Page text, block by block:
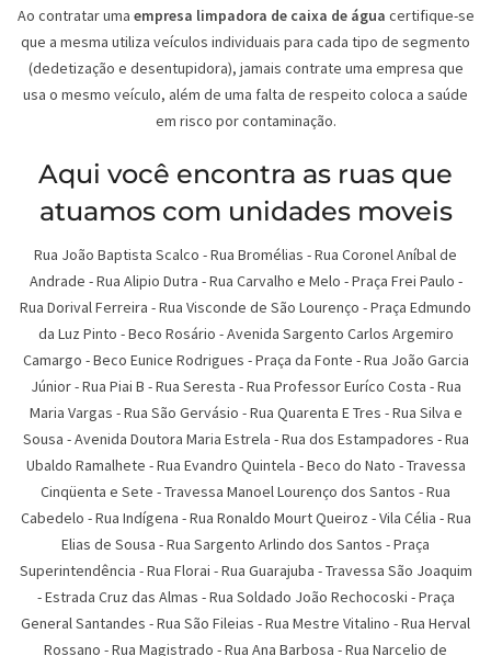
Ao contratar uma empresa limpadora de caixa de água certifique-se
que a mesma utiliza veículos individuais para cada tipo de segmento
(dedetização e desentupidora), jamais contrate uma empresa que
usa o mesmo veículo, além de uma falta de respeito coloca a saúde
em risco por contaminação.
Aqui você encontra as ruas que
atuamos com unidades moveis
Rua João Baptista Scalco -Rua Bromélias -Rua Coronel Aníbal de
Andrade -Rua Alipio Dutra -Rua Carvalho e Melo -Praça Frei Paulo -
Rua Dorival Ferreira -Rua Visconde de São Lourenço -Praça Edmundo
da Luz Pinto -Beco Rosário -Avenida Sargento Carlos Argemiro
Camargo -Beco Eunice Rodrigues -Praça da Fonte -Rua João Garcia
Júnior-Rua Piai B -Rua Seresta -Rua Professor Euríco Costa -Rua
Maria Vargas -Rua São Gervásio -Rua Quarenta E Tres -Rua Silva e
Sousa -Avenida Doutora Maria Estrela -Rua dos Estampadores -Rua
Ubaldo Ramalhete -Rua Evandro Quintela -Beco do Nato -Travessa
Cinqüenta e Sete -Travessa Manoel Lourenço dos Santos -Rua
Cabedelo -Rua Indígena -Rua Ronaldo Mourt Queiroz -Vila Célia -Rua
Elias de Sousa -Rua Sargento Arlindo dos Santos -Praça
Superintendência -Rua Florai -Rua Guarajuba -Travessa São Joaquim
-Estrada Cruz das Almas -Rua Soldado João Rechocoski -Praça
General Santandes -Rua São Fileias -Rua Mestre Vitalino -Rua Herval
Rossano -Rua Magistrado -Rua Ana Barbosa -Rua Narcelio de